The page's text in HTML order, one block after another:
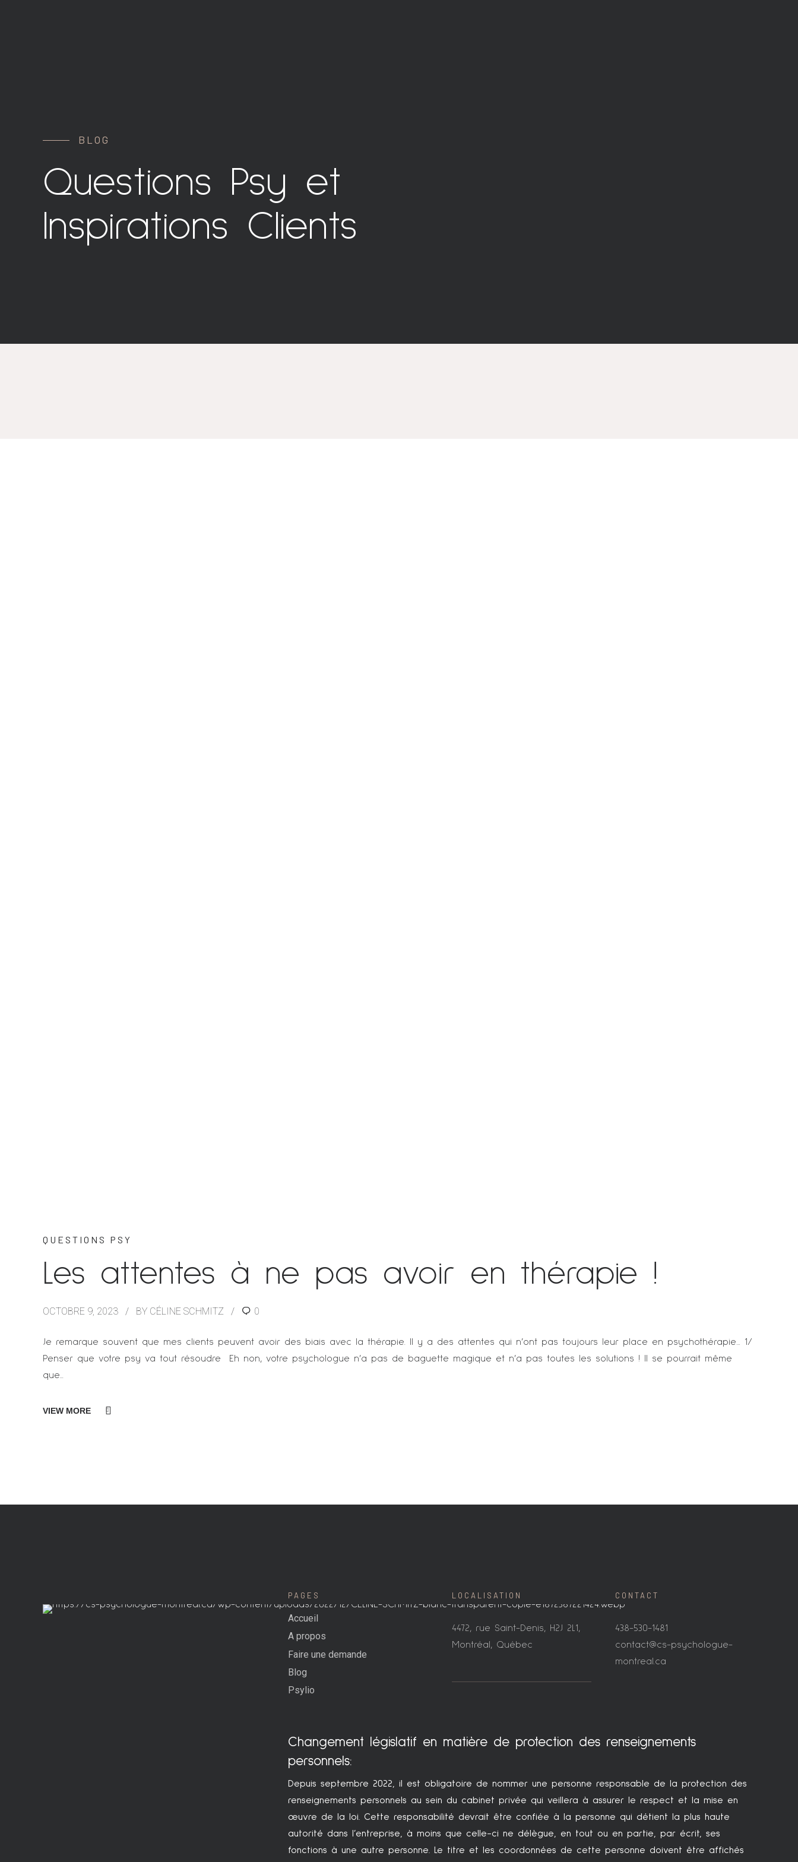
BLOG
Questions Psy et
Inspirations Clients
QUESTIONS PSY
Les attentes à ne pas avoir en thérapie !
OCTOBRE 9, 2023 BY CÉLINE SCHMITZ 0
Je remarque souvent que mes clients peuvent avoir des biais avec la thérapie. Il y a des attentes qui n’ont pas toujours leur place en psychothérapie… 1/
Penser que votre psy va tout résoudre Eh non, votre psychologue n’a pas de baguette magique et n’a pas toutes les solutions ! Il se pourrait même
que...
VIEW MORE
PAGES
Accueil
A propos
Faire une demande
Blog
Psylio
LOCALISATION
4472, rue Saint-Denis, H2J 2L1,
Montréal, Québec
CONTACT
438-530-1481
contact@cs-psychologue-
montreal.ca
Changement législatif en matière de protection des renseignements
personnels:
Depuis septembre 2022, il est obligatoire de nommer une personne responsable de la protection des
renseignements personnels au sein du cabinet privée qui veillera à assurer le respect et la mise en
œuvre de la loi. Cette responsabilité devrait être confiée à la personne qui détient la plus haute
autorité dans l’entreprise, à moins que celle-ci ne délègue, en tout ou en partie, par écrit, ses
fonctions à une autre personne. Le titre et les coordonnées de cette personne doivent être affichés